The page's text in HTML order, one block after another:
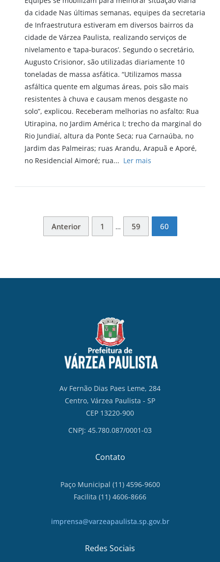
da cidade Nas últimas semanas, equipes da secretaria
de Infraestrutura estiveram em diversos bairros da
cidade de Várzea Paulista, realizando serviços de
nivelamento e ‘tapa-buracos’. Segundo o secretário,
Augusto Crisionor, são utilizadas diariamente 10
toneladas de massa asfática. “Utilizamos massa
asfáltica quente em algumas áreas, pois são mais
resistentes à chuva e causam menos desgaste no
solo”, explicou. Receberam melhorias no asfalto: Rua
Utirapina, no Jardim América I; trecho da marginal do
Rio Jundiaí, altura da Ponte Seca; rua Carnaúba, no
Jardim das Palmeiras; ruas Arandu, Arapuã e Aporé,
no Residencial Aimoré; rua... Ler mais
Anterior 1 … 59 60
Av Fernão Dias Paes Leme, 284
Centro, Várzea Paulista - SP
CEP 13220-900
CNPJ: 45.780.087/0001-03
Contato
Paço Municipal (11) 4596-9600
Facilita (11) 4606-8666
imprensa@varzeapaulista.sp.gov.br
Redes Sociais